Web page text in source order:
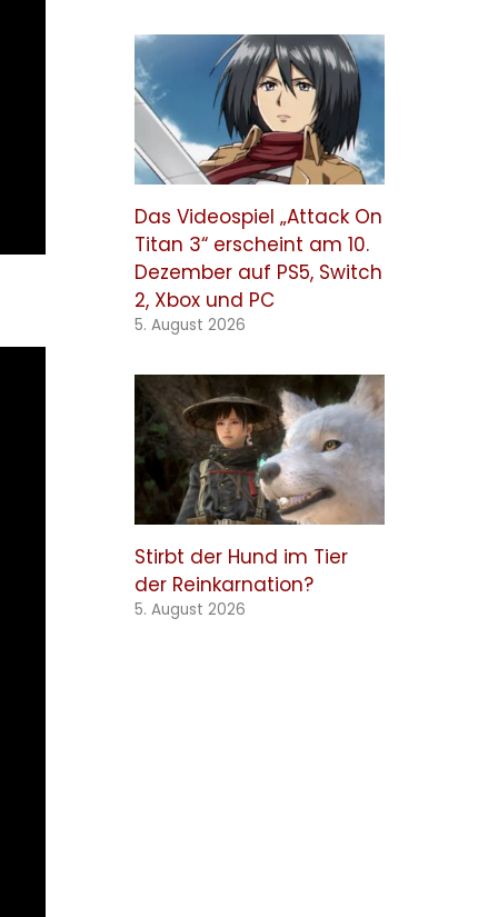
Das Videospiel „Attack On
Titan 3“ erscheint am 10.
Dezember auf PS5, Switch
2, Xbox und PC
5. August 2026
Stirbt der Hund im Tier
der Reinkarnation?
5. August 2026